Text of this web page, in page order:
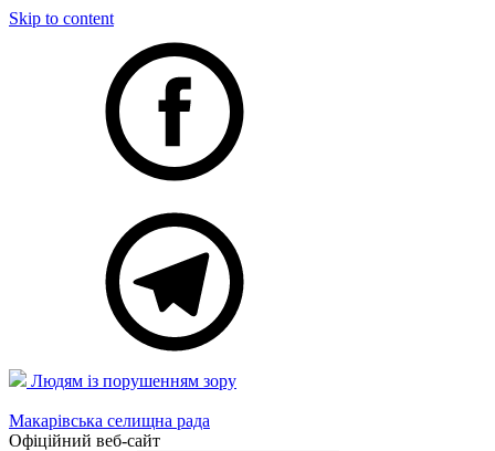
Skip to content
Людям із порушенням зору
Макарівська селищна рада
Офіційний веб-сайт